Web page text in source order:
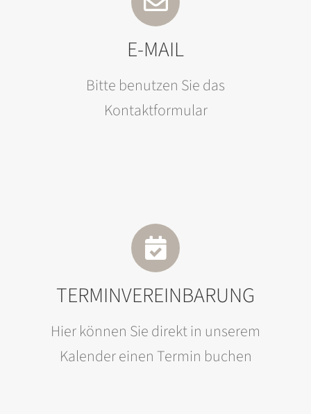
E-MAIL
Bitte benutzen Sie das
Kontaktformular
TERMINVEREINBARUNG
Hier können Sie direkt in unserem
Kalender einen Termin buchen